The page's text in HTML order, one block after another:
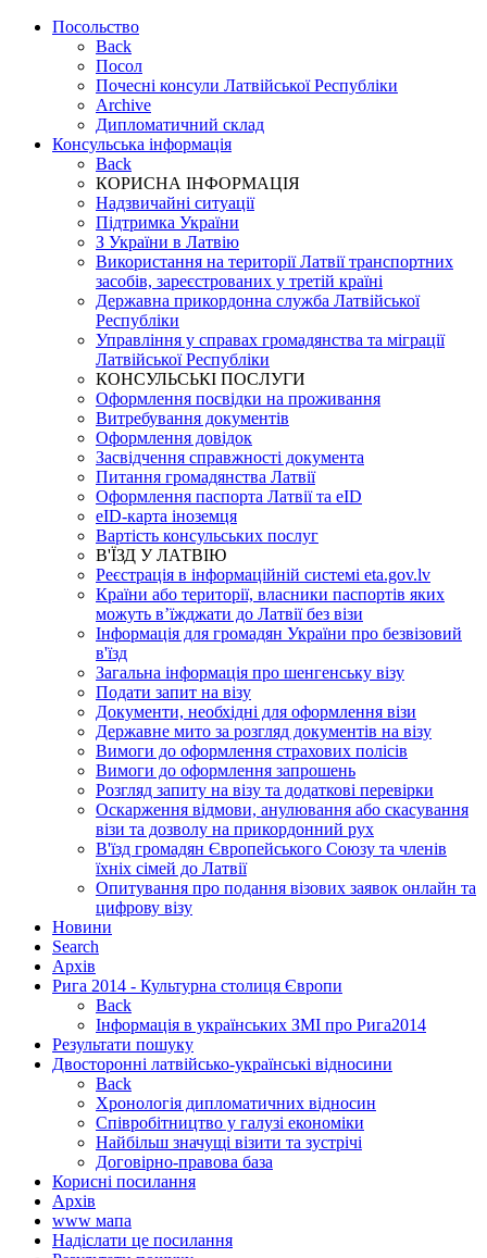
Посольство
Back
Посол
Почесні консули Латвійської Республіки
Archive
Дипломатичний склад
Консульська інформація
Back
КОРИСНА ІНФОРМАЦІЯ
Надзвичайні ситуації
Підтримка України
З України в Латвію
Використання на території Латвії транспортних
засобів, зареєстрованих у третій країні
Державна прикордонна служба Латвійської
Республіки
Управління у справах громадянства та міграції
Латвійської Республіки
КОНСУЛЬСЬКІ ПОСЛУГИ
Оформлення посвідки на проживання
Витребування документів
Оформлення довідок
Засвідчення справжності документа
Питання громадянства Латвії
Оформлення паспорта Латвії та eID
eID-карта іноземця
Вартість консульських послуг
В'ЇЗД У ЛАТВІЮ
Реєстрація в інформаційній системі eta.gov.lv
Країни або території, власники паспортів яких
можуть в’їжджати до Латвії без візи
Інформація для громадян України про безвізовий
в'їзд
Загальна інформація про шенгенську візу
Подати запит на візу
Документи, необхідні для оформлення візи
Державне мито за розгляд документів на візу
Вимоги до оформлення страхових полісів
Вимоги до оформлення запрошень
Розгляд запиту на візу та додаткові перевірки
Оскарження відмови, анулювання або скасування
візи та дозволу на прикордонний рух
В'їзд громадян Європейського Союзу та членів
їхніх сімей до Латвії
Опитування про подання візових заявок онлайн та
цифрову візу
Новини
Search
Aрхів
Рига 2014 - Культурна столиця Європи
Back
Інформація в українських ЗМІ про Рига2014
Результати пошуку
Двосторонні латвійсько-українські відносини
Back
Хронологія дипломатичних відносин
Співробітництво у галузі економіки
Найбільш значущі візити та зустрічі
Договірно-правова база
Корисні посилання
Архів
www мапа
Надіслати це посилання